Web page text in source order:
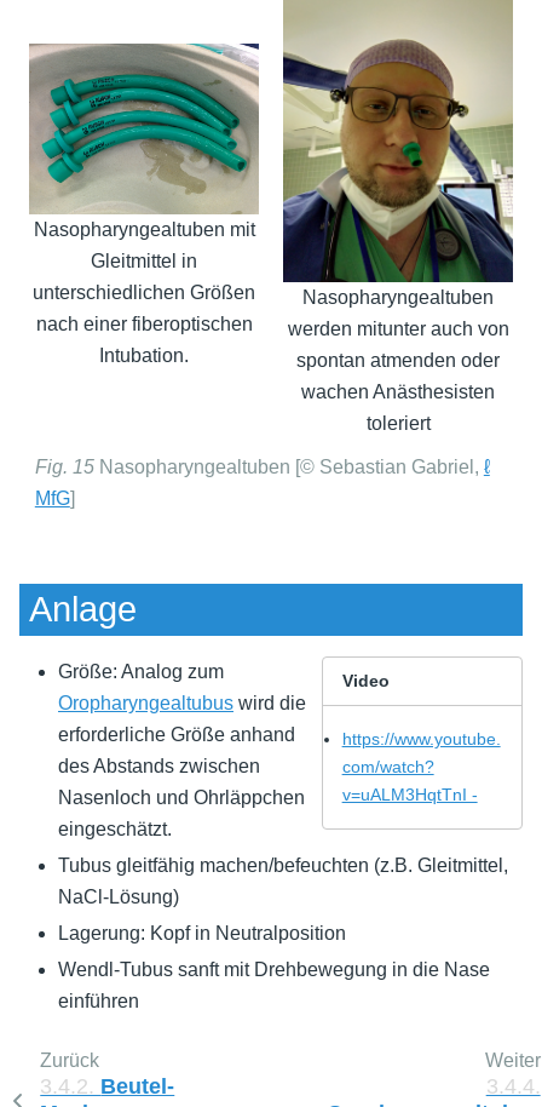
Nasopharyngealtuben mit
Gleitmittel in
unterschiedlichen Größen
nach einer fiberoptischen
Intubation.
Nasopharyngealtuben
werden mitunter auch von
spontan atmenden oder
wachen Anästhesisten
toleriert
Fig. 15 Nasopharyngealtuben [© Sebastian Gabriel, ℓ
MfG]
Anlage
Video
https://www.youtube.
com/watch?
v=uALM3HqtTnI -
Größe: Analog zum
Oropharyngealtubus wird die
erforderliche Größe anhand
des Abstands zwischen
Nasenloch und Ohrläppchen
eingeschätzt.
Tubus gleitfähig machen/befeuchten (z.B. Gleitmittel,
NaCl-Lösung)
Lagerung: Kopf in Neutralposition
Wendl-Tubus sanft mit Drehbewegung in die Nase
einführen
Zurück
3.4.2. Beutel-
Weiter
3.4.4.